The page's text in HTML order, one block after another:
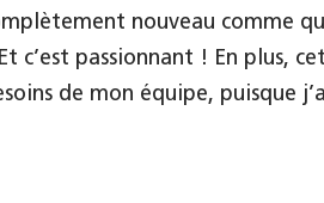
nouveau comme
c’est passionnant ! En plus,
de mon équipe, puisque